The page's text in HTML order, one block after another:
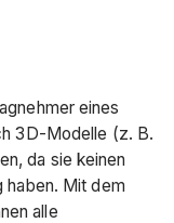
eines
3D-Modelle (z. B.
da sie keinen
haben. Mit dem
alle